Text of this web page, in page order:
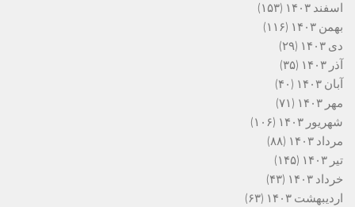
اسفند ۱۴۰۳
(۱۵۳)
بهمن ۱۴۰۳
(۱۱۶)
دی ۱۴۰۳
(۲۹)
آذر ۱۴۰۳
(۳۵)
آبان ۱۴۰۳
(۴۰)
مهر ۱۴۰۳
(۷۱)
شهریور ۱۴۰۳
(۱۰۶)
مرداد ۱۴۰۳
(۸۸)
تیر ۱۴۰۳
(۱۴۵)
خرداد ۱۴۰۳
(۴۳)
اردیبهشت ۱۴۰۳
(۶۳)